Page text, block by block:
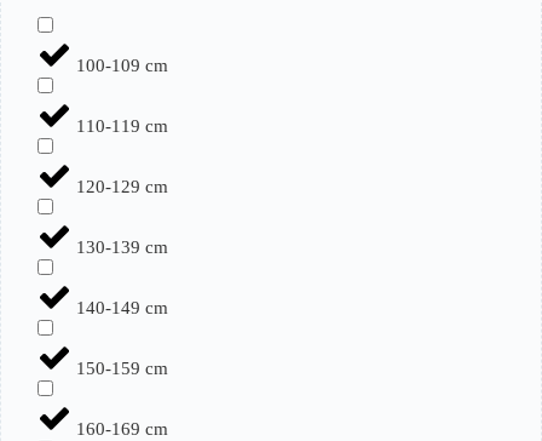
100-109 cm
110-119 cm
120-129 cm
130-139 cm
140-149 cm
150-159 cm
160-169 cm